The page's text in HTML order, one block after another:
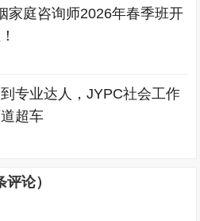
家庭咨询师2026年春季班开
专业达人，JYPC社会工作
超车
评论）